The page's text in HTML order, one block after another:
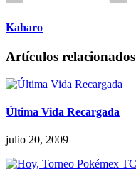
Kaharo
Artículos relacionados
Última Vida Recargada
julio 20, 2009